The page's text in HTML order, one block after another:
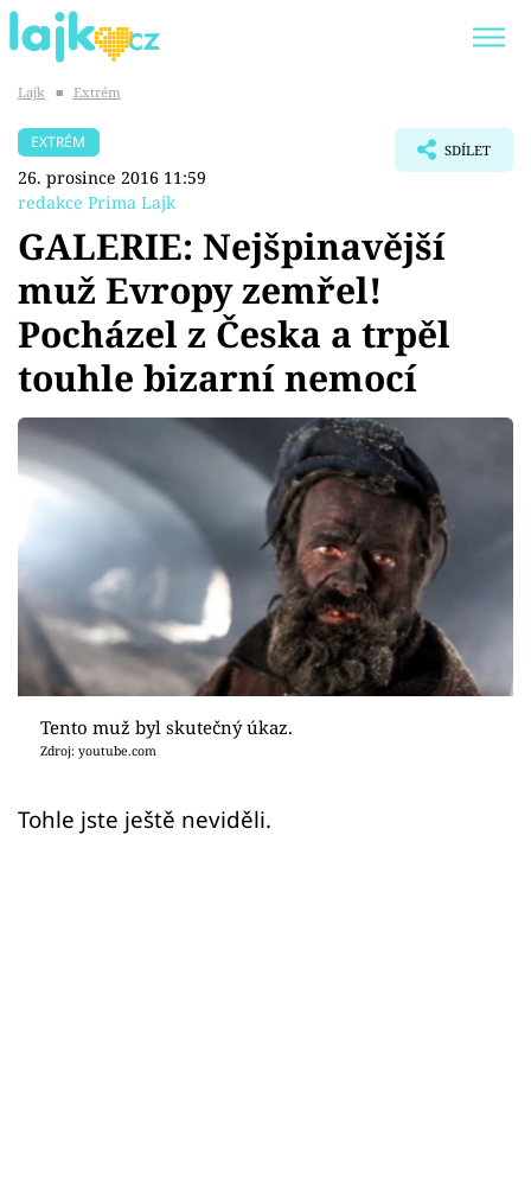
SHOPAHOLICADEL
Témata
Showbyznys
Youtubeři
Virály
Videa
Sledujte prima+
Přihlášení
Sledujte nás
Lajk ■ Extrém
EXTRÉM
26. prosince 2016 11:59
redakce Prima Lajk
SDÍLET
GALERIE: Nejšpinavější
muž Evropy zemřel!
Pocházel z Česka a trpěl
touhle bizarní nemocí
Tento muž byl skutečný úkaz.
Zdroj: youtube.com
Tohle jste ještě neviděli.